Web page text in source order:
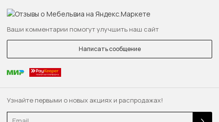
Узнайте первыми о новых акциях и распродажах!
Email
Ваши комментарии помогут улучшить наш сайт
Написать сообщение